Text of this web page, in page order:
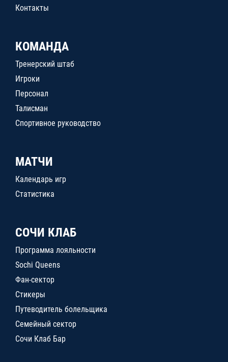
Контакты
КОМАНДА
Тренерский штаб
Игроки
Персонал
Талисман
Спортивное руководство
МАТЧИ
Календарь игр
Статистика
СОЧИ КЛАБ
Программа лояльности
Sochi Queens
Фан-сектор
Стикеры
Путеводитель болельщика
Семейный сектор
Сочи Клаб Бар